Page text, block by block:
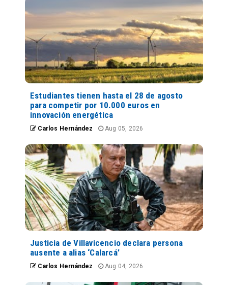
Estudiantes tienen hasta el 28 de agosto
para competir por 10.000 euros en
innovación energética
Carlos Hernández Aug 05, 2026
Justicia de Villavicencio declara persona
ausente a alias ‘Calarcá’
Carlos Hernández Aug 04, 2026